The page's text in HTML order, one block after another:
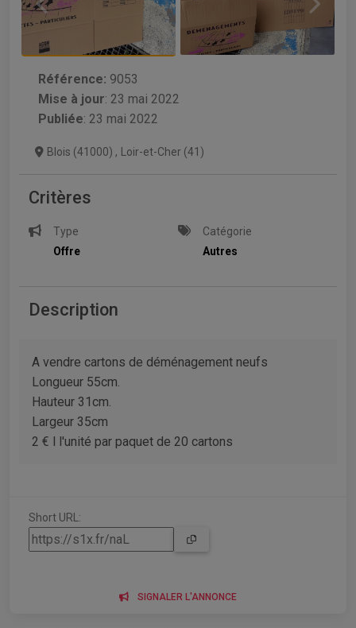
Référence: 9053
Mise à jour: 23 mai 2022
Publiée: 23 mai 2022
Blois (41000) , Loir-et-Cher (41)
Critères
Type
Offre
Catégorie
Autres
Description
A vendre cartons de déménagement neufs
Longueur 55cm.
Hauteur 31cm.
Largeur 35cm
2 € l l'unité par paquet de 20 cartons
Short URL:
SIGNALER L'ANNONCE